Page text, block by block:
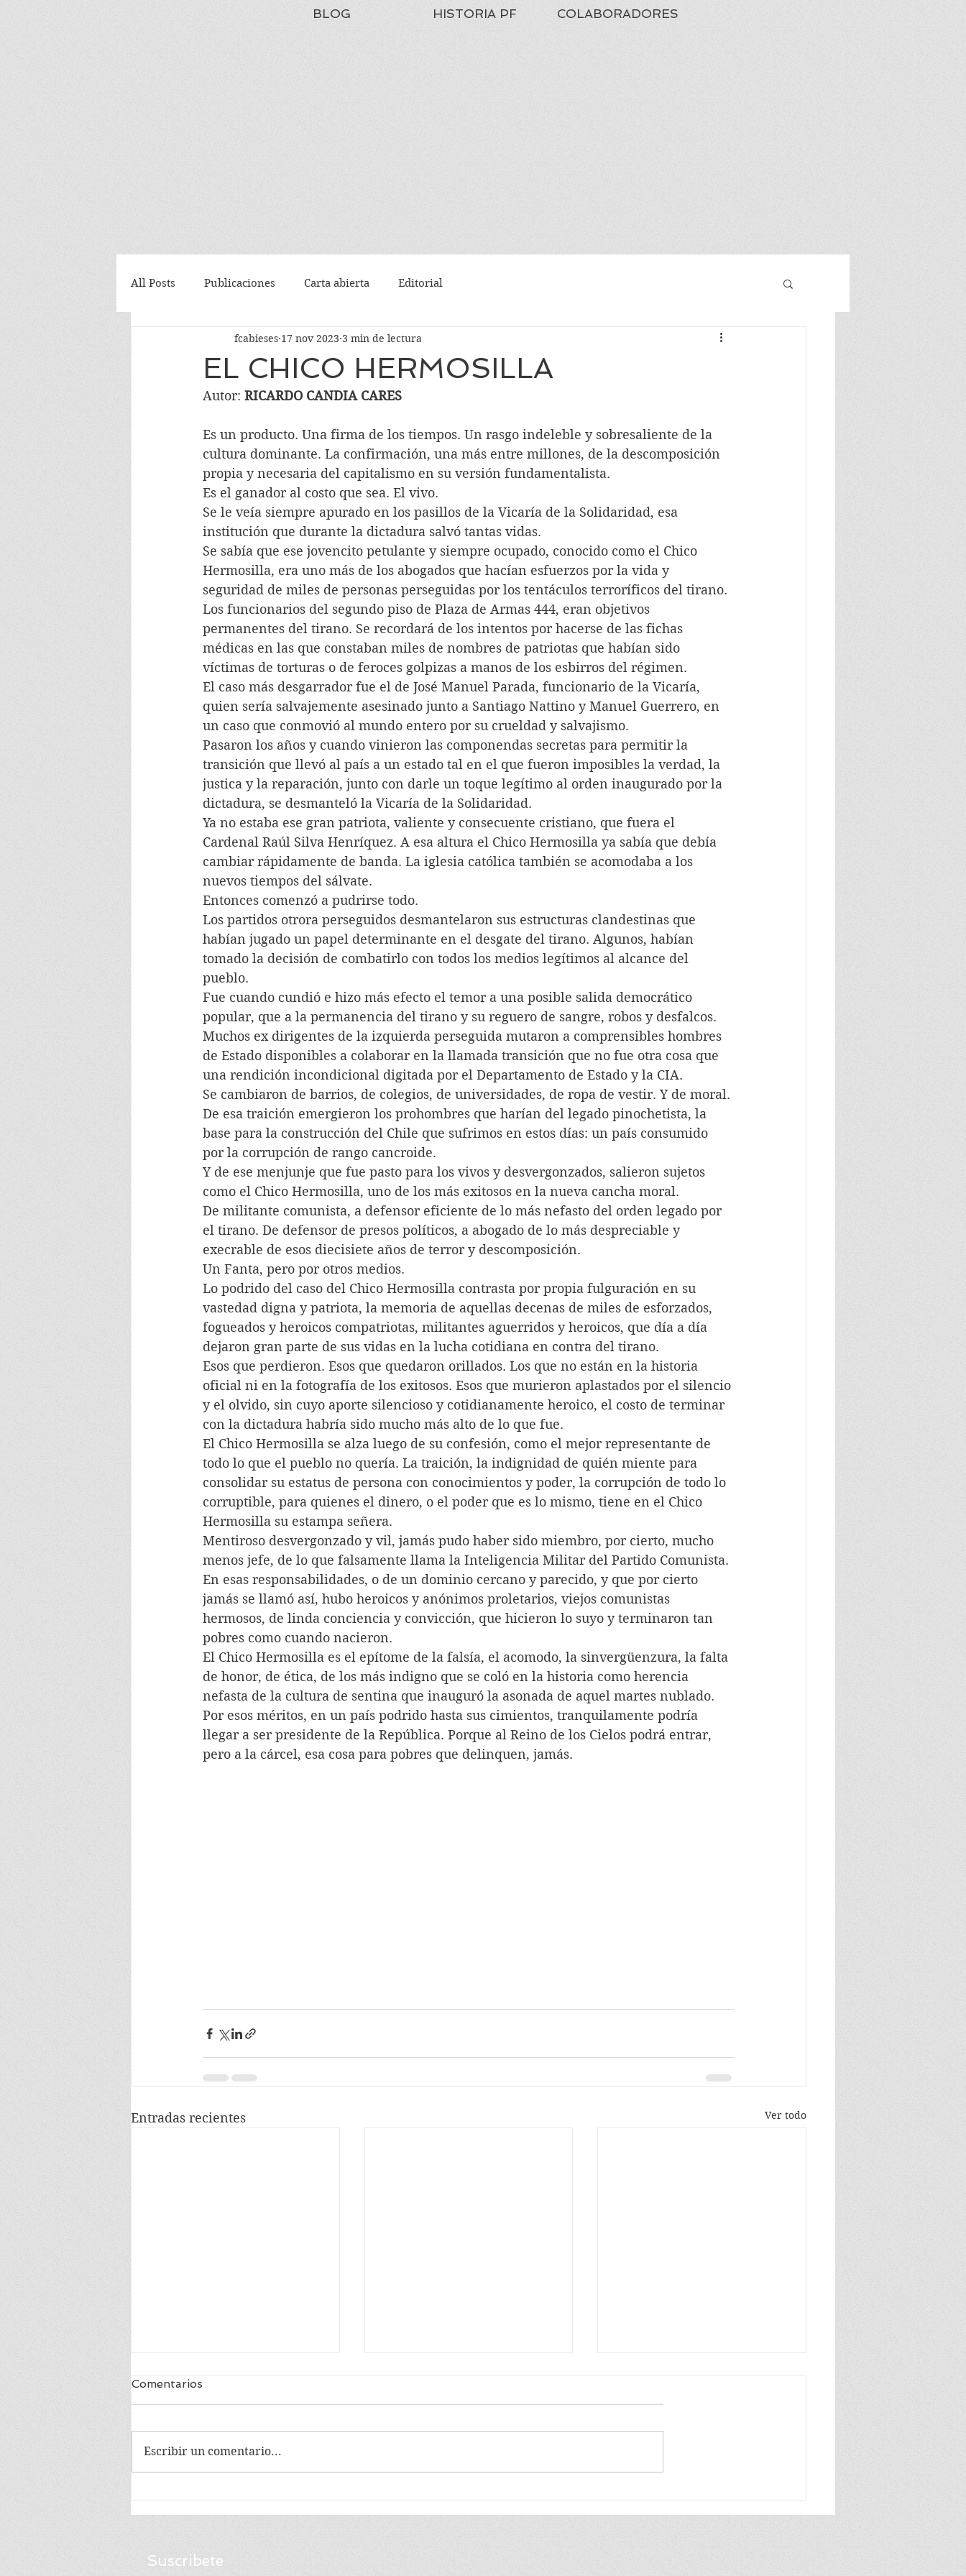
BLOG HISTORIA PF COLABORADORES
All Posts Publicaciones Carta abierta Editorial
EL CHICO HERMOSILLA
fcabieses 17 nov 2023 3 min de lectura
Autor: RICARDO CANDIA CARES
Es un producto. Una firma de los tiempos. Un rasgo indeleble y sobresaliente de la
cultura dominante. La confirmación, una más entre millones, de la descomposición
propia y necesaria del capitalismo en su versión fundamentalista.
Es el ganador al costo que sea. El vivo.
Se le veía siempre apurado en los pasillos de la Vicaría de la Solidaridad, esa
institución que durante la dictadura salvó tantas vidas.
Se sabía que ese jovencito petulante y siempre ocupado, conocido como el Chico
Hermosilla, era uno más de los abogados que hacían esfuerzos por la vida y
seguridad de miles de personas perseguidas por los tentáculos terroríficos del tirano.
Los funcionarios del segundo piso de Plaza de Armas 444, eran objetivos
permanentes del tirano. Se recordará de los intentos por hacerse de las fichas
médicas en las que constaban miles de nombres de patriotas que habían sido
víctimas de torturas o de feroces golpizas a manos de los esbirros del régimen.
El caso más desgarrador fue el de José Manuel Parada, funcionario de la Vicaría,
quien sería salvajemente asesinado junto a Santiago Nattino y Manuel Guerrero, en
un caso que conmovió al mundo entero por su crueldad y salvajismo.
Pasaron los años y cuando vinieron las componendas secretas para permitir la
transición que llevó al país a un estado tal en el que fueron imposibles la verdad, la
justica y la reparación, junto con darle un toque legítimo al orden inaugurado por la
dictadura, se desmanteló la Vicaría de la Solidaridad.
Ya no estaba ese gran patriota, valiente y consecuente cristiano, que fuera el
Cardenal Raúl Silva Henríquez. A esa altura el Chico Hermosilla ya sabía que debía
cambiar rápidamente de banda. La iglesia católica también se acomodaba a los
nuevos tiempos del sálvate.
Entonces comenzó a pudrirse todo.
Los partidos otrora perseguidos desmantelaron sus estructuras clandestinas que
habían jugado un papel determinante en el desgate del tirano. Algunos, habían
tomado la decisión de combatirlo con todos los medios legítimos al alcance del
pueblo.
Fue cuando cundió e hizo más efecto el temor a una posible salida democrático
popular, que a la permanencia del tirano y su reguero de sangre, robos y desfalcos.
Muchos ex dirigentes de la izquierda perseguida mutaron a comprensibles hombres
de Estado disponibles a colaborar en la llamada transición que no fue otra cosa que
una rendición incondicional digitada por el Departamento de Estado y la CIA.
Se cambiaron de barrios, de colegios, de universidades, de ropa de vestir. Y de moral.
De esa traición emergieron los prohombres que harían del legado pinochetista, la
base para la construcción del Chile que sufrimos en estos días: un país consumido
por la corrupción de rango cancroide.
Y de ese menjunje que fue pasto para los vivos y desvergonzados, salieron sujetos
como el Chico Hermosilla, uno de los más exitosos en la nueva cancha moral.
De militante comunista, a defensor eficiente de lo más nefasto del orden legado por
el tirano. De defensor de presos políticos, a abogado de lo más despreciable y
execrable de esos diecisiete años de terror y descomposición.
Un Fanta, pero por otros medios.
Lo podrido del caso del Chico Hermosilla contrasta por propia fulguración en su
vastedad digna y patriota, la memoria de aquellas decenas de miles de esforzados,
fogueados y heroicos compatriotas, militantes aguerridos y heroicos, que día a día
dejaron gran parte de sus vidas en la lucha cotidiana en contra del tirano.
Esos que perdieron. Esos que quedaron orillados. Los que no están en la historia
oficial ni en la fotografía de los exitosos. Esos que murieron aplastados por el silencio
y el olvido, sin cuyo aporte silencioso y cotidianamente heroico, el costo de terminar
con la dictadura habría sido mucho más alto de lo que fue.
El Chico Hermosilla se alza luego de su confesión, como el mejor representante de
todo lo que el pueblo no quería. La traición, la indignidad de quién miente para
consolidar su estatus de persona con conocimientos y poder, la corrupción de todo lo
corruptible, para quienes el dinero, o el poder que es lo mismo, tiene en el Chico
Hermosilla su estampa señera.
Mentiroso desvergonzado y vil, jamás pudo haber sido miembro, por cierto, mucho
menos jefe, de lo que falsamente llama la Inteligencia Militar del Partido Comunista.
En esas responsabilidades, o de un dominio cercano y parecido, y que por cierto
jamás se llamó así, hubo heroicos y anónimos proletarios, viejos comunistas
hermosos, de linda conciencia y convicción, que hicieron lo suyo y terminaron tan
pobres como cuando nacieron.
El Chico Hermosilla es el epítome de la falsía, el acomodo, la sinvergüenzura, la falta
de honor, de ética, de los más indigno que se coló en la historia como herencia
nefasta de la cultura de sentina que inauguró la asonada de aquel martes nublado.
Por esos méritos, en un país podrido hasta sus cimientos, tranquilamente podría
llegar a ser presidente de la República. Porque al Reino de los Cielos podrá entrar,
pero a la cárcel, esa cosa para pobres que delinquen, jamás.
Entradas recientes Ver todo
Comentarios
Escribir un comentario...
Suscribete